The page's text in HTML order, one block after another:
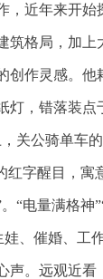
，近年来开始
筑格局，加上
创作灵感。他
灯，错落装点
关公骑单车
红字醒目，寓
“电量满格神
娃、催婚、工
声。远观近看